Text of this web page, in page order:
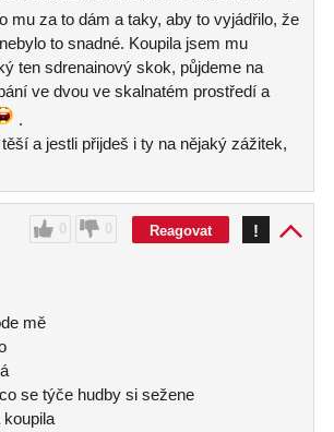
mu za to dám a taky, aby to vyjádřilo, že
to snadné. Koupila jsem mu
ten sdrenainový skok, půjdeme na
ve dvou ve skalnatém prostředí a
.
a jestli přijdeš i ty na nějaký zážitek,
0 0 Reagovat !
mě
se týče hudby si sežene